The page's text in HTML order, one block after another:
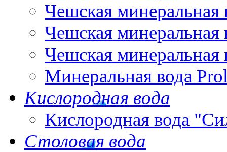
Чешская минеральная
Чешская минеральная
Чешская минеральная
Минеральная вода
Кислородная вода
Кислородная вода
Столовая вода